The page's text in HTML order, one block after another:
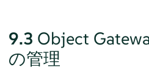
9.3 Object
の管理